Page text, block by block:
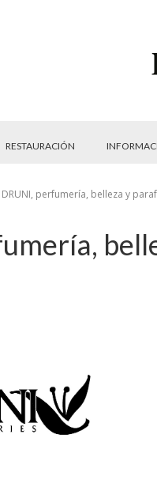
RESTAURACIÓN
DRUNI, perfumería, belleza y